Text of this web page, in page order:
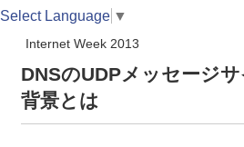
Select Language ▼
Internet Week 2013
DNSのUDPメッセージ
背景とは